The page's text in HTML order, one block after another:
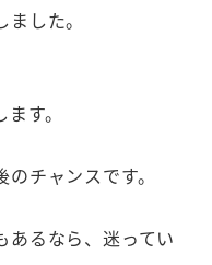
した。
す。
チャンスです。
あるなら、迷ってい